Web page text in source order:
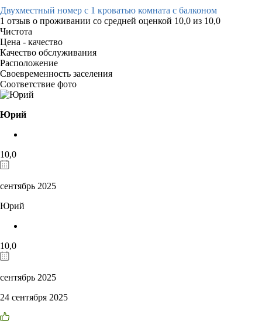
Двухместный номер с 1 кроватью комната с балконом
1 отзыв о проживании со средней оценкой 10,0 из 10,0
Чистота
Цена - качество
Качество обслуживания
Расположение
Своевременность заселения
Соответствие фото
Юрий
10,0
сентябрь 2025
Юрий
10,0
сентябрь 2025
24 сентября 2025